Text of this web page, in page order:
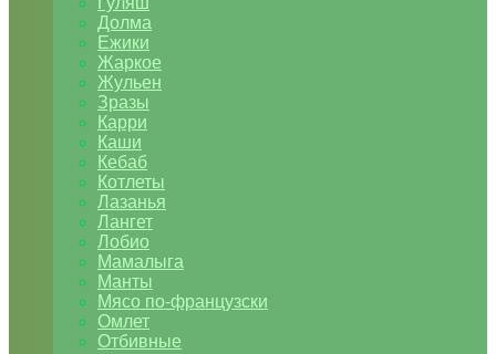
Долма
Ежики
Жаркое
Жульен
Зразы
Карри
Каши
Кебаб
Котлеты
Лазанья
Лангет
Лобио
Мамалыга
Манты
Мясо по-французски
Омлет
Отбивные